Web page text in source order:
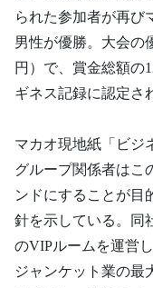
られた参加者が再び
男性が優勝。大会の
円）で、賞金総額の
ギネス記録に認定さ
マカオ現地紙「ビジ
グループ関係者はこ
ンドにすることが目
針を示している。同
のVIPルームを運営
ジャンケット業の最